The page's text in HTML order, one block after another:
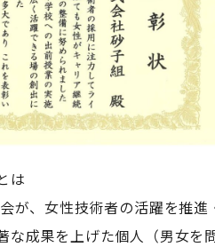
は
が、女性技術者の活躍を推進
な成果を上げた個人（男女を